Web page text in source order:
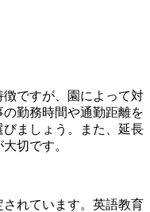
ですが、園によって対
勤務時間や通勤距離を
ましょう。また、延長
切です。
れています。英語教育